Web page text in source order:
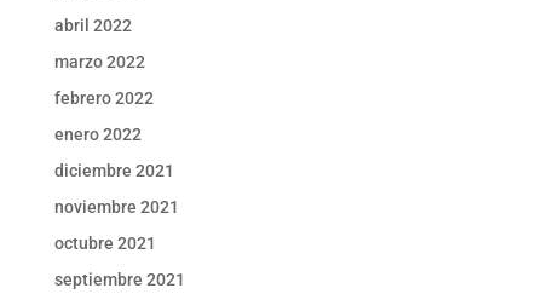
abril 2022
marzo 2022
febrero 2022
enero 2022
diciembre 2021
noviembre 2021
octubre 2021
septiembre 2021